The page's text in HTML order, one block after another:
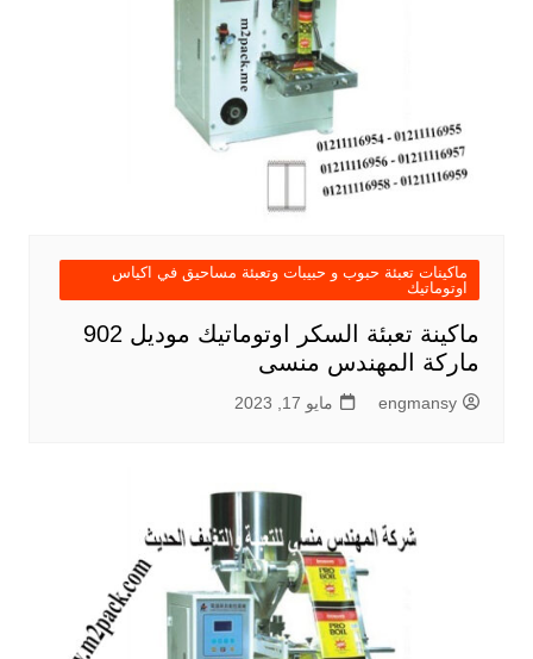
ماكينات تعبئة حبوب و حبيبات وتعبئة مساحيق في اكياس
اوتوماتيك
ماكينة تعبئة السكر اوتوماتيك موديل 902
ماركة المهندس منسى
engmansy مايو 17, 2023